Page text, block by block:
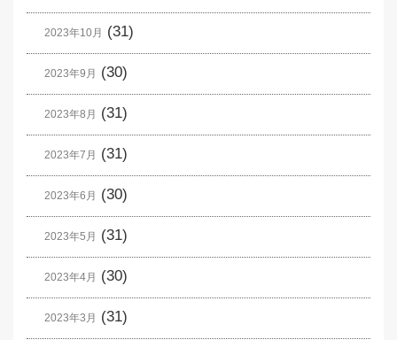
2023年10月 (31)
2023年9月 (30)
2023年8月 (31)
2023年7月 (31)
2023年6月 (30)
2023年5月 (31)
2023年4月 (30)
2023年3月 (31)